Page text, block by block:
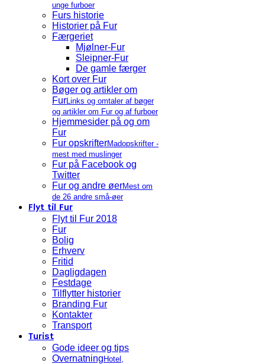
unge furboer
Furs historie
Historier på Fur
Færgeriet
Mjølner-Fur
Sleipner-Fur
De gamle færger
Kort over Fur
Bøger og artikler om
FurLinks og omtaler af bøger
og artikler om Fur og af furboer
Hjemmesider på og om
Fur
Fur opskrifterMadopskrifter -
mest med muslinger
Fur på Facebook og
Twitter
Fur og andre øerMest om
de 26 andre små-øer
Flyt til Fur
Flyt til Fur 2018
Fur
Bolig
Erhverv
Fritid
Dagligdagen
Festdage
Tilflytter historier
Branding Fur
Kontakter
Transport
Turist
Gode ideer og tips
Overnatning Hotel,